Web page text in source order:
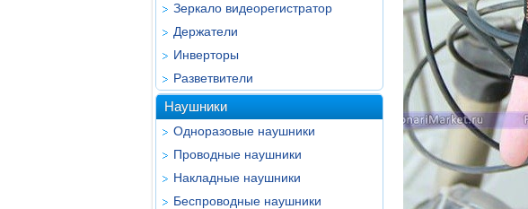
Зеркало видеорегистратор
Держатели
Инверторы
Разветвители
Наушники
Одноразовые наушники
Проводные наушники
Накладные наушники
Беспроводные наушники